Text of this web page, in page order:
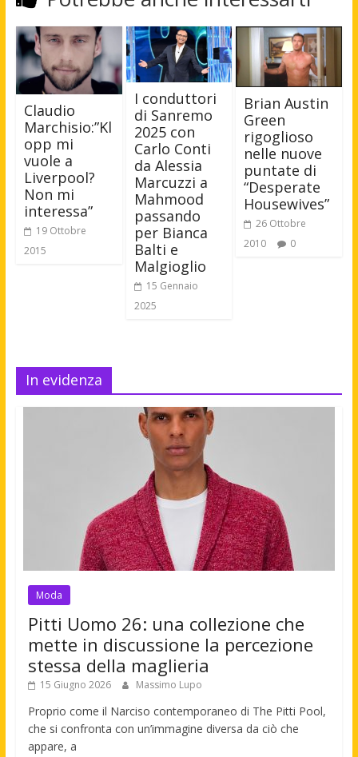
Claudio
Marchisio:”Kl
opp mi
vuole a
Liverpool?
Non mi
interessa”
19 Ottobre
2015
I conduttori
di Sanremo
2025 con
Carlo Conti
da Alessia
Marcuzzi a
Mahmood
passando
per Bianca
Balti e
Malgioglio
15 Gennaio
2025
Brian Austin
Green
rigoglioso
nelle nuove
puntate di
“Desperate
Housewives”
26 Ottobre
2010
0
In evidenza
Moda
Pitti Uomo 26: una collezione che
mette in discussione la percezione
stessa della maglieria
15 Giugno 2026 Massimo Lupo
Proprio come il Narciso contemporaneo di The Pitti Pool,
che si confronta con un’immagine diversa da ciò che
appare, a